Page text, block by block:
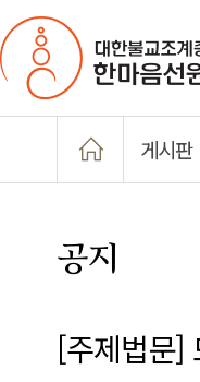
게시판
공지
[주제법문]